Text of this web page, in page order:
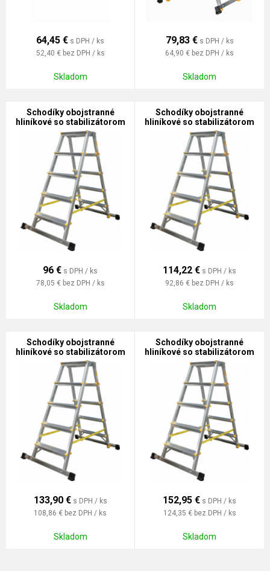
64,45 € s DPH / ks
52,40 € bez DPH / ks
Skladom
79,83 € s DPH / ks
64,90 € bez DPH / ks
Skladom
Schodíky obojstranné
hliníkové so stabilizátorom
5-stupňové HOBBY
96 € s DPH / ks
78,05 € bez DPH / ks
Skladom
Schodíky obojstranné
hliníkové so stabilizátorom
6-stupňové HOBBY
114,22 € s DPH / ks
92,86 € bez DPH / ks
Skladom
Schodíky obojstranné
hliníkové so stabilizátorom
7-stupňové HOBBY
133,90 € s DPH / ks
108,86 € bez DPH / ks
Skladom
Schodíky obojstranné
hliníkové so stabilizátorom
8-stupňové HOBBY
152,95 € s DPH / ks
124,35 € bez DPH / ks
Skladom